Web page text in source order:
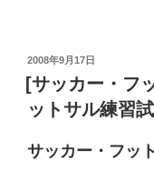
投
稿
日:
2008年9月17日
[サッカー・フ
ットサル練習
サッカー・フッ